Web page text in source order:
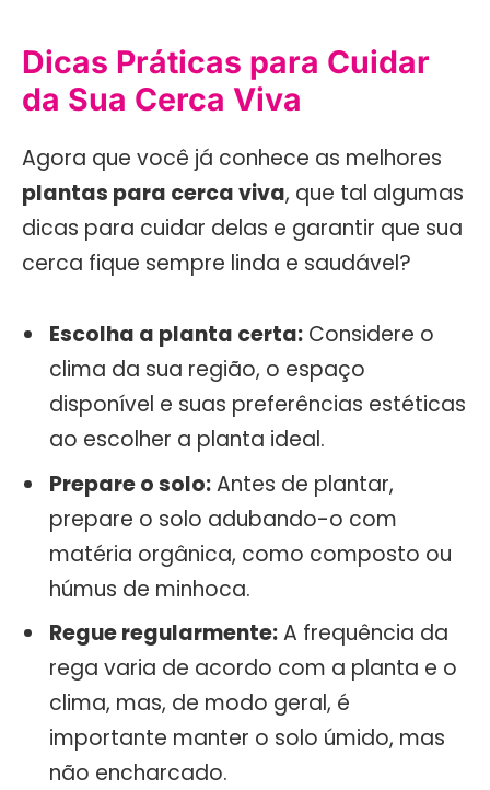
Dicas Práticas para Cuidar
da Sua Cerca Viva
Agora que você já conhece as melhores
plantas para cerca viva, que tal algumas
dicas para cuidar delas e garantir que sua
cerca fique sempre linda e saudável?
Escolha a planta certa: Considere o
clima da sua região, o espaço
disponível e suas preferências estéticas
ao escolher a planta ideal.
Prepare o solo:Antes de plantar,
prepare o solo adubando-o com
matéria orgânica, como composto ou
húmus de minhoca.
Regue regularmente:A frequência da
rega varia de acordo com a planta e o
clima, mas, de modo geral, é
importante manter o solo úmido, mas
não encharcado.